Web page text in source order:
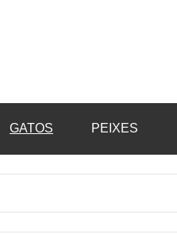
GATOS PEIXES